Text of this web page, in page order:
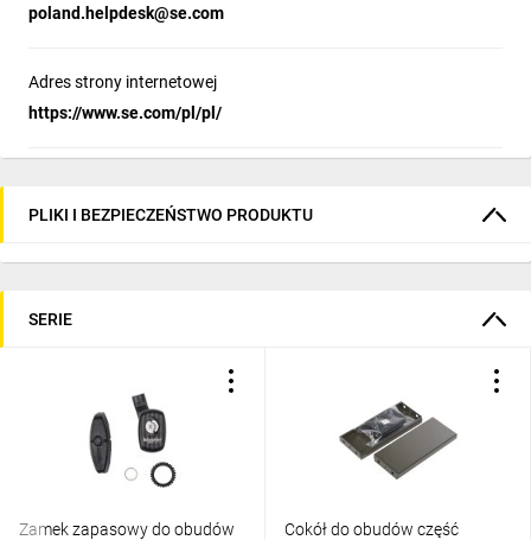
poland.helpdesk@se.com
Adres strony internetowej
https://www.se.com/pl/pl/
PLIKI I BEZPIECZEŃSTWO PRODUKTU
SERIE
Zamek zapasowy do obudów
Cokół do obudów część